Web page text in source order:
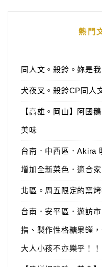
熱門
同人文。殺鈴。妳是
犬夜叉。殺鈴CP同人
【高雄。岡山】阿國
美味
台南．中西區．Akira
增加全新菜色．適合
北區。周五限定的窯
台南．安平區．遊訪
指、製作性格糖果罐
大人小孩不亦樂乎！！